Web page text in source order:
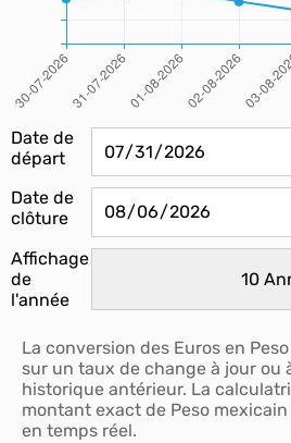
Date de
départ
Date de
clôture
Affichage
de
l'année
La conversion des Euros en
sur un taux de change à jour ou
historique antérieur. La
montant exact de Peso
en temps réel.